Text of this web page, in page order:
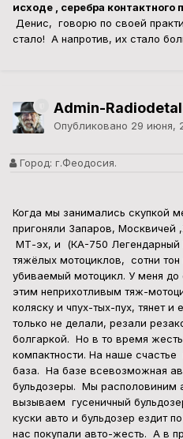
исходе , серебра контактного
Денис, говорю по своей
стало! А напротив, их стало
Admin-
Опубликовано 29 июня,
Город: г.Феодосия.
Когда мы занимались скупкой
пригоняли Запаров,
МТ-эх, и (КА-750
тяжёлых мотоциклов, сотни
убиваемый мотоцикл. У меня до
этим неприхотливым тяж-
коляску и чпух-тых-пух, тянет
только не делали, резали
болгаркой. Но в то время
компактности. На наше
база. На базе всевозможная
бульдозеры. Мы располовиним
вызываем гусеничный
куски авто и бульдозер ездит
нас покупали авто-жесть. А в